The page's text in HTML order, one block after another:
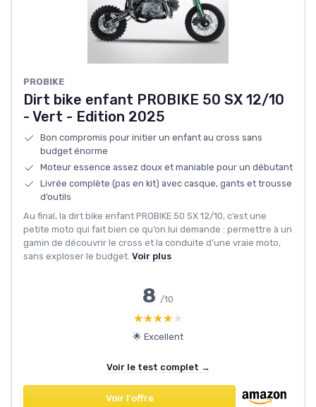
PROBIKE
Dirt bike enfant PROBIKE 50 SX 12/10
- Vert - Edition 2025
Bon compromis pour initier un enfant au cross sans
budget énorme
Moteur essence assez doux et maniable pour un débutant
Livrée complète (pas en kit) avec casque, gants et trousse
d’outils
Au final, la dirt bike enfant PROBIKE 50 SX 12/10, c’est une
petite moto qui fait bien ce qu’on lui demande : permettre à un
gamin de découvrir le cross et la conduite d’une vraie moto,
sans exploser le budget. Voir plus
8 /10
★★★★★
★★★★★
🌟 Excellent
Voir le test complet →
Voir l'offre